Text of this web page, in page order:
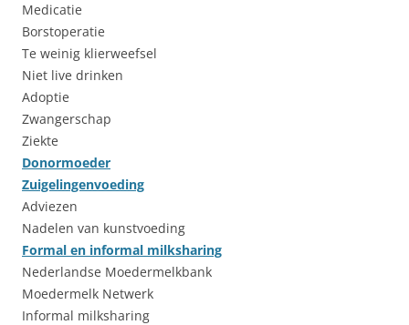
Medicatie
Borstoperatie
Te weinig klierweefsel
Niet live drinken
Adoptie
Zwangerschap
Ziekte
Donormoeder
Zuigelingenvoeding
Adviezen
Nadelen van kunstvoeding
Formal en informal milksharing
Nederlandse Moedermelkbank
Moedermelk Netwerk
Informal milksharing